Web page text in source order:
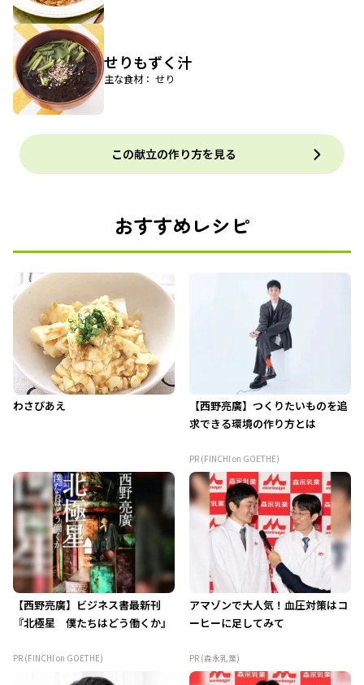
せりもずく汁
主な食材： せり
この献立の作り方を見る
おすすめレシピ
わさびあえ
【西野亮廣】つくりたいものを追
求できる環境の作り方とは
PR (FINCHI on GOETHE)
【西野亮廣】ビジネス書最新刊
『北極星 僕たちはどう働くか』
PR (FINCHI on GOETHE)
アマゾンで大人気！血圧対策はコ
ーヒーに足してみて
PR (森永乳業)